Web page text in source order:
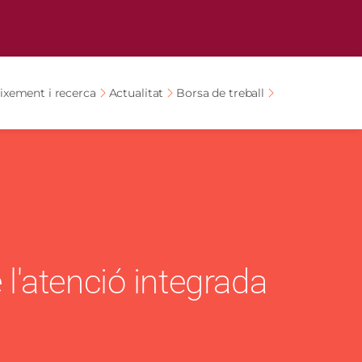
i recerca Actualitat Borsa de treball
integrada